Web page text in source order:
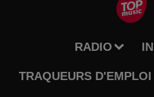
RADIO
TRAQUEURS D'EMPLOI